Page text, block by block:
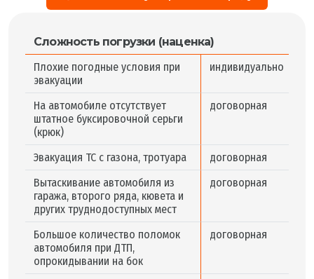
Сложность погрузки (наценка)
Плохие погодные условия при
эвакуации
индивидуально
На автомобиле отсутствует
штатное буксировочной серьги
(крюк)
договорная
Эвакуация ТС с газона, тротуара
договорная
Вытаскивание автомобиля из
гаража, второго ряда, кювета и
других труднодоступных мест
договорная
Большое количество поломок
автомобиля при ДТП,
опрокидывании на бок
договорная